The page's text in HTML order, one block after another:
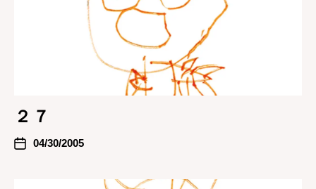
２７
04/30/2005